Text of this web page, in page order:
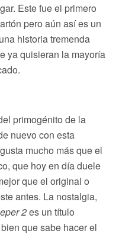
Este fue el primero
pero aún así es un
historia tremenda
ya quisieran la mayoría
primogénito de la
nuevo con esta
mucho más que el
que hoy en día duele
que el original o
antes. La nostalgia,
2es un título
que sabe hacer el